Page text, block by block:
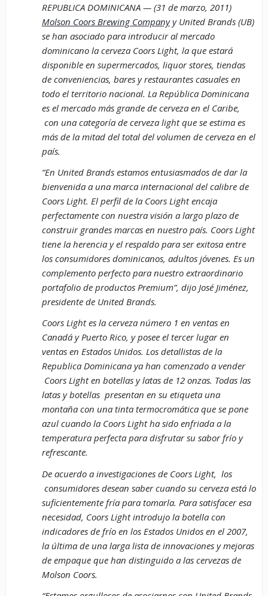
REPUBLICA DOMINICANA — (31 de marzo, 2011)
Molson Coors Brewing Companyy United Brands (UB)
se han asociado para introducir al mercado
dominicano la cerveza Coors Light, la que estará
disponible en supermercados, liquor stores, tiendas
de conveniencias, bares y restaurantes casuales en
todo el territorio nacional. La República Dominicana
es el mercado más grande de cerveza en el Caribe,
con una categoría de cerveza light que se estima es
más de la mitad del total del volumen de cerveza en el
país.
“En United Brands estamos entusiasmados de dar la
bienvenida a una marca internacional del calibre de
Coors Light. El perfil de la Coors Light encaja
perfectamente con nuestra visión a largo plazo de
construir grandes marcas en nuestro país. Coors Light
tiene la herencia y el respaldo para ser exitosa entre
los consumidores dominicanos, adultos jóvenes. Es un
complemento perfecto para nuestro extraordinario
portafolio de productos Premium”, dijo José Jiménez,
presidente de United Brands.
Coors Light es la cerveza número 1 en ventas en
Canadá y Puerto Rico, y posee el tercer lugar en
ventas en Estados Unidos. Los detallistas de la
Republica Dominicana ya han comenzado a vender
Coors Light en botellas y latas de 12 onzas. Todas las
latas y botellas presentan en su etiqueta una
montaña con una tinta termocromática que se pone
azul cuando la Coors Light ha sido enfriada a la
temperatura perfecta para disfrutar su sabor frío y
refrescante.
De acuerdo a investigaciones de Coors Light, los
consumidores desean saber cuando su cerveza está lo
suficientemente fría para tomarla. Para satisfacer esa
necesidad, Coors Light introdujo la botella con
indicadores de frío en los Estados Unidos en el 2007,
la última de una larga lista de innovaciones y mejoras
de empaque que han distinguido a las cervezas de
Molson Coors.